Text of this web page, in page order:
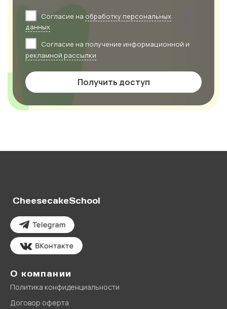
Согласие на обработку персональных
данных
Согласие на получение информационной и
рекламной рассылки
Получить доступ
CheesecakeSchool
О компании
Политика конфиденциальности
Договор оферта